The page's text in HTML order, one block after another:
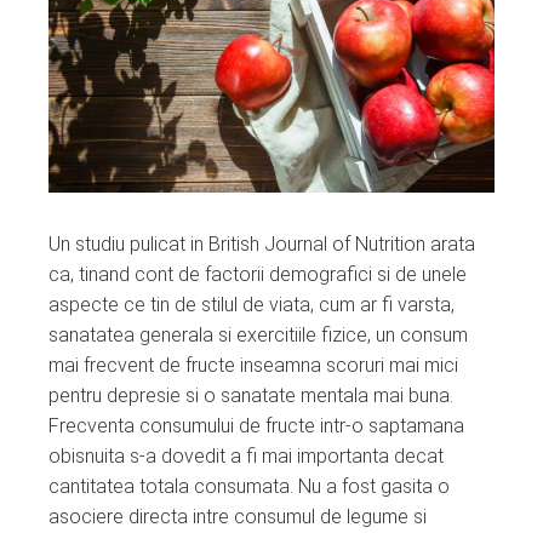
Un studiu pulicat in British Journal of Nutrition arata
ca, tinand cont de factorii demografici si de unele
aspecte ce tin de stilul de viata, cum ar fi varsta,
sanatatea generala si exercitiile fizice, un consum
mai frecvent de fructe inseamna scoruri mai mici
pentru depresie si o sanatate mentala mai buna.
Frecventa consumului de fructe intr-o saptamana
obisnuita s-a dovedit a fi mai importanta decat
cantitatea totala consumata. Nu a fost gasita o
asociere directa intre consumul de legume si